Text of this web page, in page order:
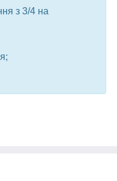
з 3/4 на